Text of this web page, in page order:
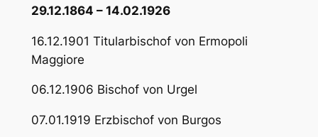
29.12.1864 – 14.02.1926
16.12.1901 Titularbischof von Ermopoli
Maggiore
06.12.1906 Bischof von Urgel
07.01.1919 Erzbischof von Burgos